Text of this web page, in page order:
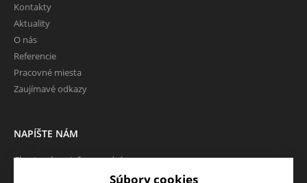
Kontakty
Aktuality
O nás
Referencie
Pracovné miesta
Zaujímavé odkazy
NAPÍŠTE NÁM
Chcete nám niečo povedať o
Súbory cookies